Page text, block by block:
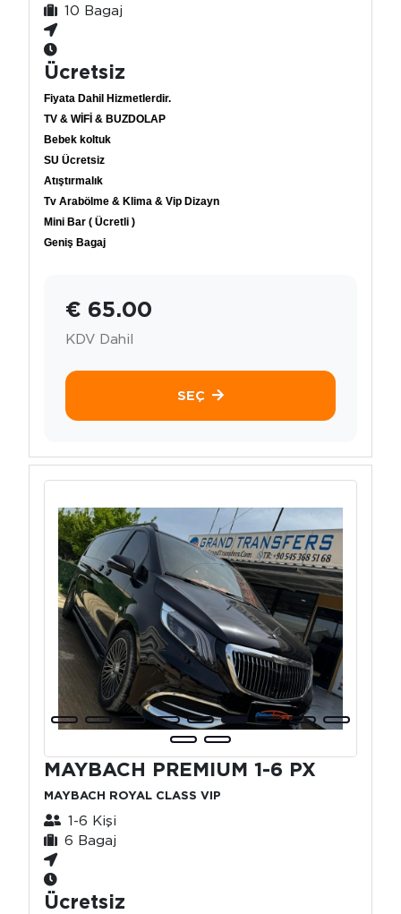
10 Bagaj
Ücretsiz
Fiyata Dahil Hizmetlerdir.
TV & WİFİ & BUZDOLAP
Bebek koltuk
SU Ücretsiz
Atıştırmalık
Tv Arabölme & Klima & Vip Dizayn
Mini Bar ( Ücretli )
Geniş Bagaj
€ 65.00
KDV Dahil
SEÇ
MAYBACH PREMIUM 1-6 PX
MAYBACH ROYAL CLASS VIP
1-6 Kişi
6 Bagaj
Ücretsiz